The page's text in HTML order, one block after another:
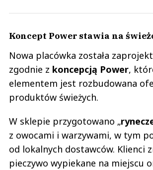
Koncept Power stawia na
Nowa placówka została
zgodnie z koncepcją Power,
elementem jest rozbudowana
produktów świeżych.
W sklepie przygotowano „
z owocami i warzywami, w tym
od lokalnych dostawców. Klienci
pieczywo wypiekane na miejscu